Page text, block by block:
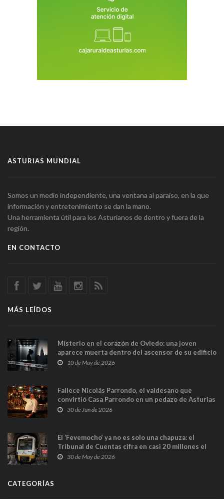
ASTURIAS MUNDIAL
Somos un medio independiente, una ventana al paraíso, en la que
información y entretenimiento se dan la mano.
Una herramienta útil para los Asturianos de dentro y fuera de la
región.
EN CONTACTO
MÁS LEÍDOS
Misterio en el corazón de Oviedo: una joven
aparece muerta dentro del ascensor de su edificio
y las cámaras captan sus últimos minutos
10 de May de 2026
Fallece Nicolás Parrondo, el valdesano que
convirtió Casa Parrondo en un pedazo de Asturias
en Madrid
30 de Jun de 2026
El ‘Fevemocho’ ya no es solo una chapuza: el
Tribunal de Cuentas cifra en casi 20 millones el
sobrecoste de los trenes que no cabían por los
30 de May de 2026
CATEGORÍAS